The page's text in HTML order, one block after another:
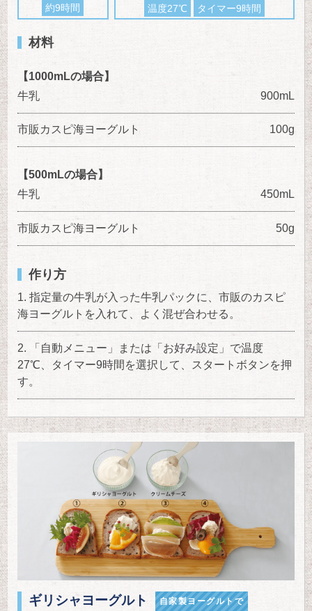
約9時間
温度27℃
タイマー9時間
材料
【1000mLの場合】
牛乳
900mL
市販カスピ海ヨーグルト 100g
【500mLの場合】
牛乳
450mL
市販カスピ海ヨーグルト 50g
作り方
指定量の牛乳が入った牛乳パックに、市販のカスピ
海ヨーグルトを入れて、よく混ぜ合わせる。
「自動メニュー」または「お好み設定」で温度
27℃、タイマー9時間を選択して、スタートボタンを押
す。
ギリシャヨーグルト 自家製ヨーグルトで